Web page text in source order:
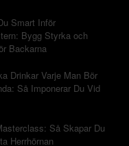
Smart Inför
Bygg Styrka och
Backarna
Drinkar Varje Man Bör
Så Imponerar Du Vid
Så Skapar Du
Herrhörnan